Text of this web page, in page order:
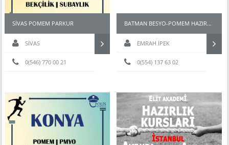
SİVAS POMEM PARKUR
SİVAS
0(546) 770 00 21
BATMAN BESYO-POMEM HAZIRLIK KURSU
EMRAH İPEK
0(554) 137 63 02